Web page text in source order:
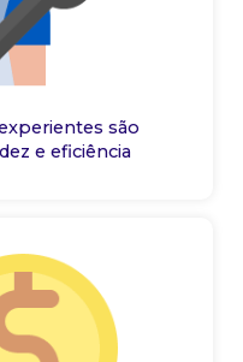
são
e eficiência